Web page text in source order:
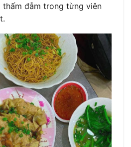
đẫm trong từng viên